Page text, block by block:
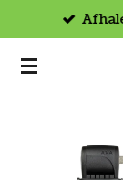
naar